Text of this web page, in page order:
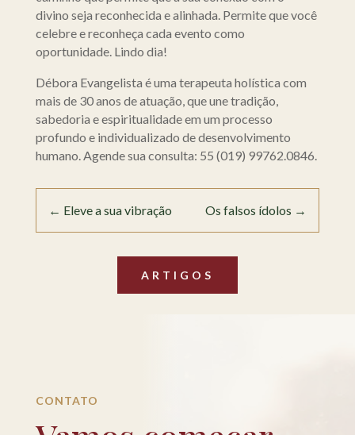
divino seja reconhecida e alinhada. Permite que você
celebre e reconheça cada evento como
oportunidade. Lindo dia!
Débora Evangelista é uma terapeuta holística com
mais de 30 anos de atuação, que une tradição,
sabedoria e espiritualidade em um processo
profundo e individualizado de desenvolvimento
humano. Agende sua consulta: 55 (019) 99762.0846.
← Eleve a sua vibração Os falsos ídolos →
ARTIGOS
CONTATO